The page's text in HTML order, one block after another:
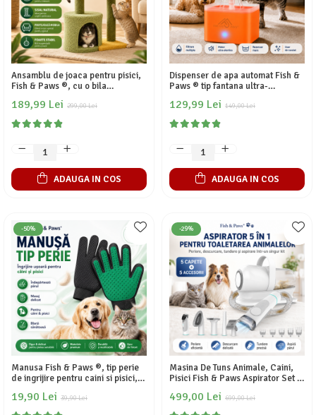
Ansamblu de joaca pentru pisici,
Fish & Paws ®, cu o bila
casuta, confectionate din fibra
rezistenta din sisal pentru zgariat,
inaltime de 94cm, Verde
299,00 Lei
189,99 Lei
ADAUGA IN COS
Dispenser de apa automat Fish &
Paws ® tip fantana ultra-
filtru de carbon activat si
hidratare neintrerupta, 2L,
Portocaliu
149,00 Lei
129,99 Lei
ADAUGA IN COS
-50%
Manusa Fish & Paws ®, tip perie
de ingrijire pentru caini si pisici,
animalelor de companie si solutia
perfecta pentru o blana
39,90 Lei
19,90 Lei
-29%
Masina De Tuns Animale, Caini,
Pisici Fish & Paws Aspirator Set 5
animalelor de companie, kit cu 5
capete si 5 accesorii pentru
699,00 Lei
499,00 Lei